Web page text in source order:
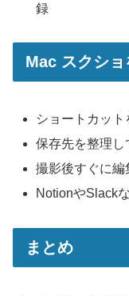
録
Mac スクシ
ショートカッ
保存先を整理し
撮影後すぐに編
NotionやSlack
まとめ